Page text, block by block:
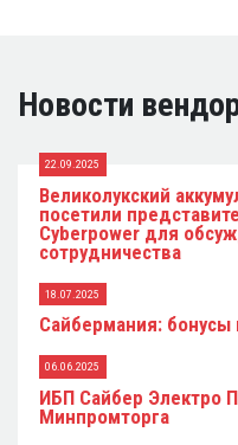
Новости
22.09.2025
Великолукский
посетили
Cyberpower для
сотрудничества
18.07.2025
Сайбермания: бонусы
06.06.2025
ИБП Сайбер Электро
Минпромторга